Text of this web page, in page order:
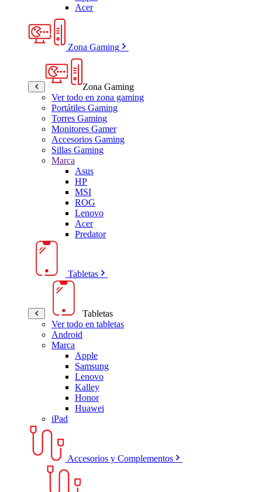
Acer
Zona Gaming
Zona Gaming
Ver todo en zona gaming
Portátiles Gaming
Torres Gaming
Monitores Gamer
Accesorios Gaming
Sillas Gaming
Marca
Asus
HP
MSI
ROG
Lenovo
Acer
Predator
Tabletas
Tabletas
Ver todo en tabletas
Android
Marca
Apple
Samsung
Lenovo
Kalley
Honor
Huawei
iPad
Accesorios y Complementos